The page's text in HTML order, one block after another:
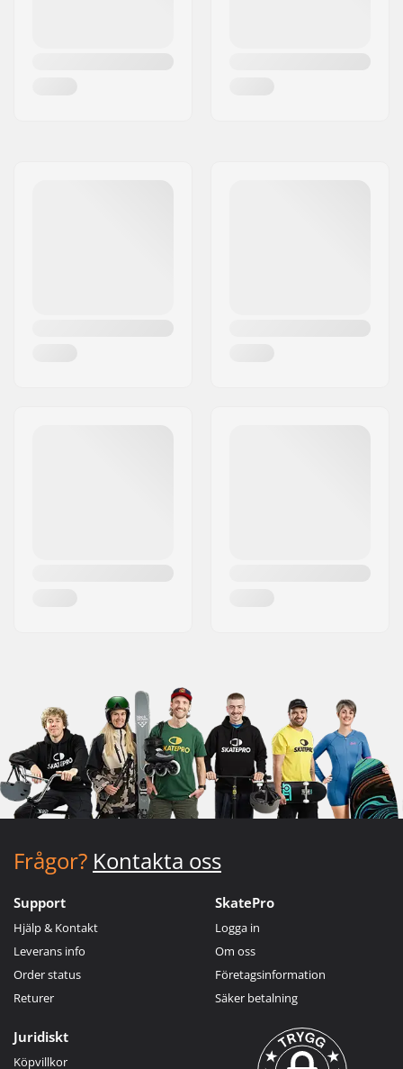
Frågor? Kontakta oss
Support
Hjälp & Kontakt
Leverans info
Order status
Returer
SkatePro
Logga in
Om oss
Företagsinformation
Säker betalning
Juridiskt
Köpvillkor